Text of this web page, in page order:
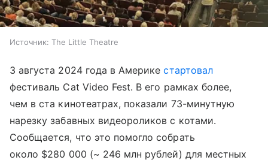
Источник: The Little Theatre
3 августа 2024 года в Америкестартовал
фестиваль Cat Video Fest. В его рамках более,
чем в ста кинотеатрах, показали 73-минутную
нарезку забавных видеороликов с котами.
Сообщается, что это помогло собрать
около $280 000 (~ 246 млн рублей) для местных